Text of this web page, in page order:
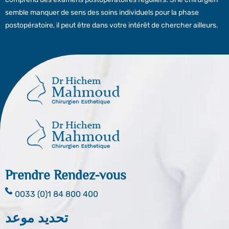
semble manquer de sens des soins individuels pour la phase
postopératoire, il peut être dans votre intérêt de chercher ailleurs.
Prendre Rendez-vous
0033 (0)1 84 800 400
تحديد موعد